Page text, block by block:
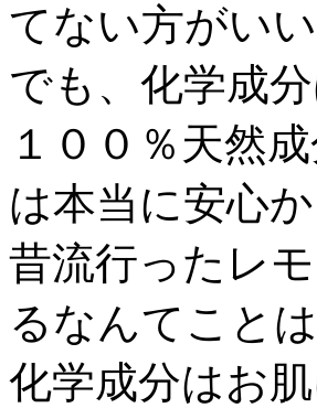
てない方がいい
でも、化学成
１００％天然
は本当に安心か
昔流行ったレ
るなんてこと
化学成分はお